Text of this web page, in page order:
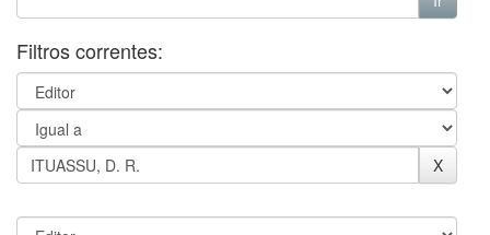
Filtros correntes: